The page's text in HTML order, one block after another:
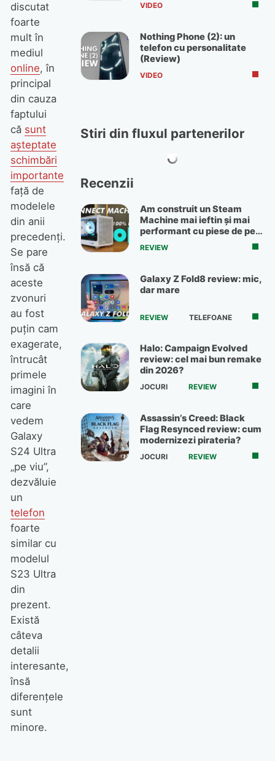
discutat
foarte
mult în
mediul
online, în
principal
din cauza
faptului
că sunt
așteptate
schimbări
importante
față de
modelele
din anii
precedenți.
Se pare
însă că
aceste
zvonuri
au fost
puțin cam
exagerate,
întrucât
primele
imagini în
care
vedem
Galaxy
S24 Ultra
„pe viu”,
dezvăluie
un
telefon
foarte
similar cu
modelul
S23 Ultra
din
prezent.
Există
câteva
detalii
interesante,
însă
diferențele
sunt
minore.
VIDEO
Nothing Phone (2): un
telefon cu personalitate
(Review)
VIDEO
Stiri din fluxul partenerilor
Recenzii
Am construit un Steam
Machine mai ieftin și mai
performant cu piese de pe
OLX
REVIEW
Galaxy Z Fold8 review: mic,
dar mare
REVIEW TELEFOANE
Halo: Campaign Evolved
review: cel mai bun remake
din 2026?
JOCURI REVIEW
Assassin’s Creed: Black
Flag Resynced review: cum
modernizezi pirateria?
JOCURI REVIEW